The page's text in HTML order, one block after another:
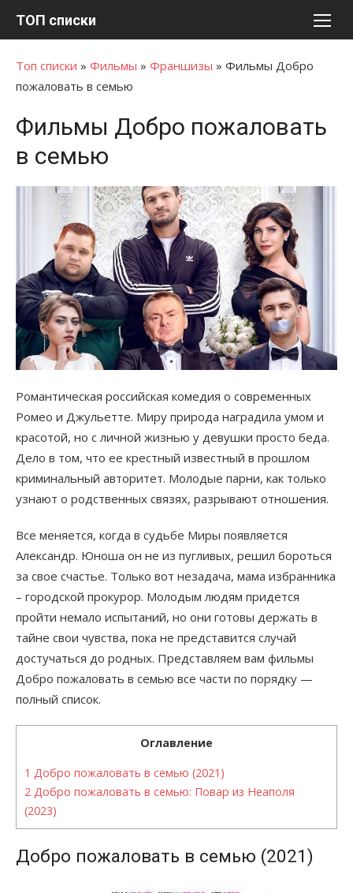
ТОП списки
Топ списки » Фильмы » Франшизы » Фильмы Добро
пожаловать в семью
Фильмы Добро пожаловать
в семью
Романтическая российская комедия о современных
Ромео и Джульетте. Миру природа наградила умом и
красотой, но с личной жизнью у девушки просто беда.
Дело в том, что ее крестный известный в прошлом
криминальный авторитет. Молодые парни, как только
узнают о родственных связях, разрывают отношения.
Все меняется, когда в судьбе Миры появляется
Александр. Юноша он не из пугливых, решил бороться
за свое счастье. Только вот незадача, мама избранника
– городской прокурор. Молодым людям придется
пройти немало испытаний, но они готовы держать в
тайне свои чувства, пока не представится случай
достучаться до родных. Представляем вам фильмы
Добро пожаловать в семью все части по порядку —
полный список.
Оглавление
1 Добро пожаловать в семью (2021)
2 Добро пожаловать в семью: Повар из Неаполя
(2023)
Добро пожаловать в семью (2021)